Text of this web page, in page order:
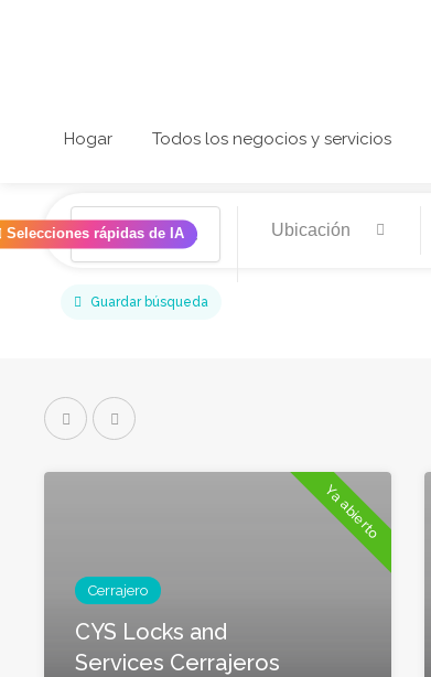
Hogar Todos los negocios y servicios
✨
Selecciones rápidas de IA
Guardar búsqueda
Ya abierto
Cerrajero
CYS Locks and
Services Cerrajeros